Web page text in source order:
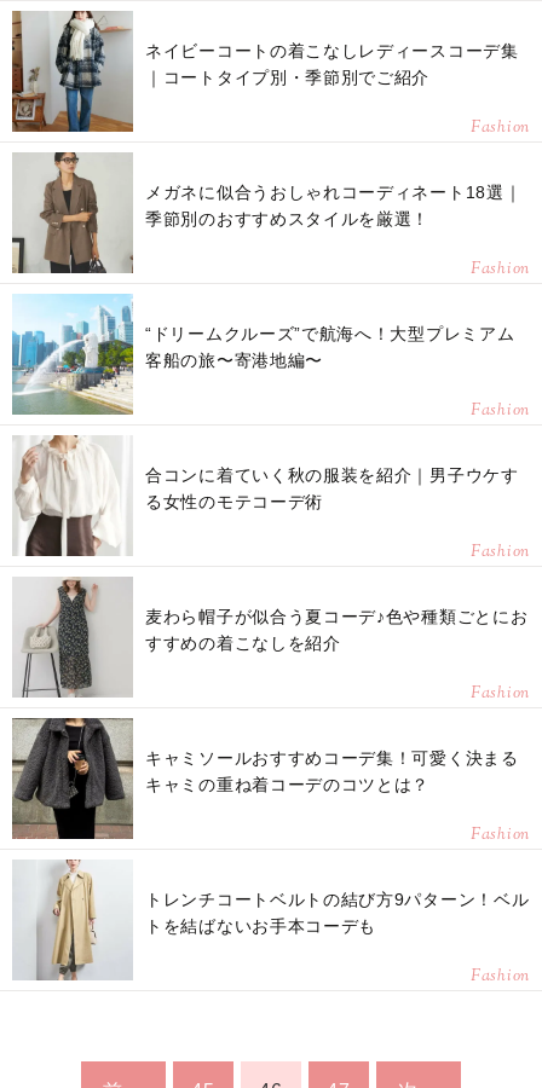
ネイビーコートの着こなしレディースコーデ集
｜コートタイプ別・季節別でご紹介
Fashion
メガネに似合うおしゃれコーディネート18選｜
季節別のおすすめスタイルを厳選！
Fashion
“ドリームクルーズ”で航海へ！大型プレミアム
客船の旅〜寄港地編〜
Fashion
合コンに着ていく秋の服装を紹介｜男子ウケす
る女性のモテコーデ術
Fashion
麦わら帽子が似合う夏コーデ♪色や種類ごとにお
すすめの着こなしを紹介
Fashion
キャミソールおすすめコーデ集！可愛く決まる
キャミの重ね着コーデのコツとは？
Fashion
トレンチコートベルトの結び方9パターン！ベル
トを結ばないお手本コーデも
Fashion